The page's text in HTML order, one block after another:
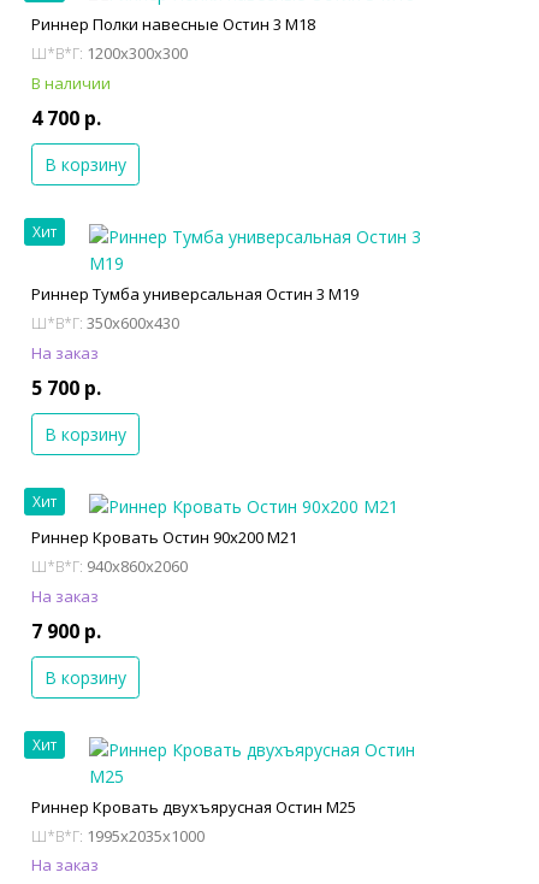
Риннер Полки навесные Остин 3 М18
Ш*В*Г: 1200x300x300
В наличии
4 700 р.
В корзину
Хит
Риннер Тумба универсальная Остин 3 М19
Ш*В*Г: 350x600x430
На заказ
5 700 р.
В корзину
Хит
Риннер Кровать Остин 90х200 М21
Ш*В*Г: 940x860x2060
На заказ
7 900 р.
В корзину
Хит
Риннер Кровать двухъярусная Остин М25
Ш*В*Г: 1995x2035x1000
На заказ